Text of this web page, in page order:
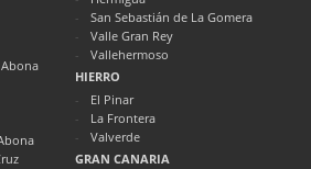
San Sebastián de La Gomera
Valle Gran Rey
Vallehermoso
HIERRO
El Pinar
La Frontera
Valverde
GRAN CANARIA